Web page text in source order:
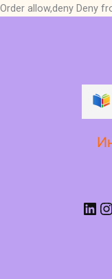
Order allow,deny Deny